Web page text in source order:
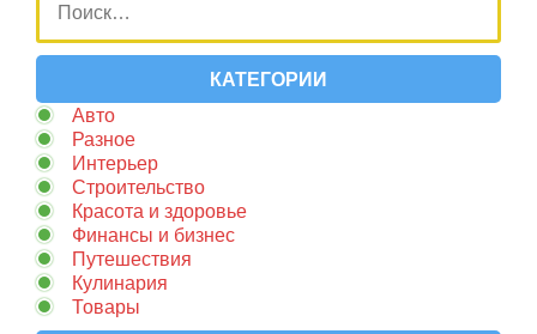
КАТЕГОРИИ
Авто
Разное
Интерьер
Строительство
Красота и здоровье
Финансы и бизнес
Путешествия
Кулинария
Товары